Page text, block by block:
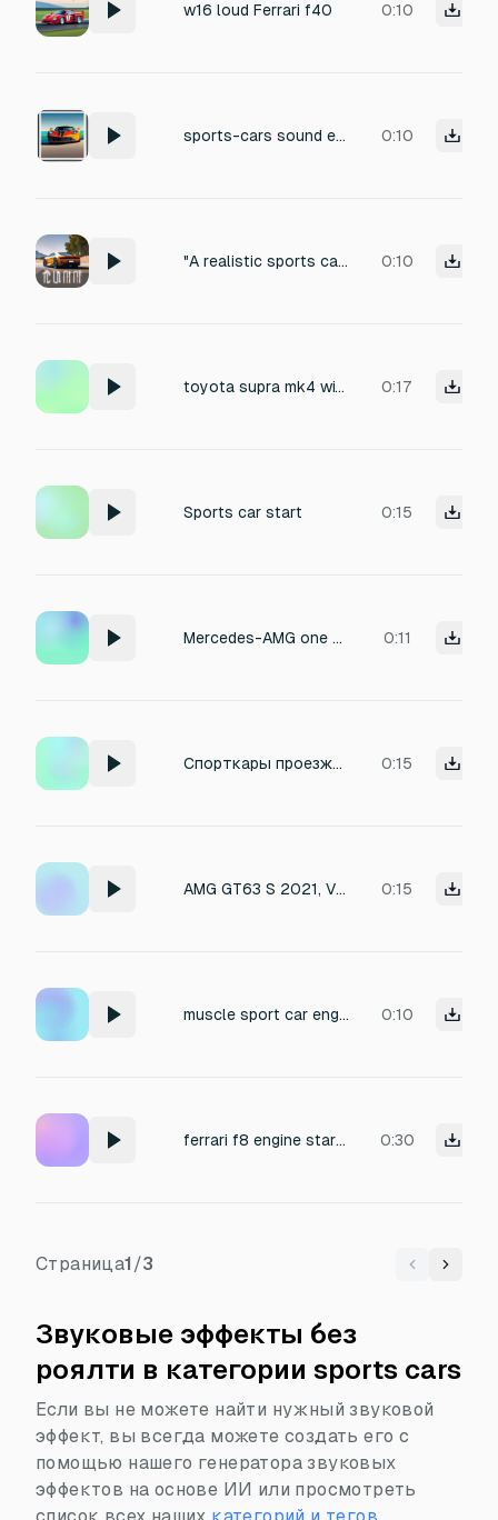
w16 loud Ferrari f40 0:10
sports-cars sound effects 0:10
"A realistic sports car doing a 10-second burnout on asphalt, tires screeching loudly, engine revving aggressively, with smoke 0:10
toyota supra mk4 with big exhaust and turbo 0:17
Sports car start 0:15
Mercedes-AMG one sounds 0:11
Спорткары проезжающие мимо камеры 0:15
AMG GT63 S 2021, V8 Biturbo, HJS 200-cell cats and ceramic OPFs, flaps fully open. Partial throttle at 3000–4000 RPM. Metallic, sharp tone with turbo spool, deep exhaust growl, clean rasp, no drone. Exterior rear mic, Race mode, no background noise. 0:15
muscle sport car engine loop 0:10
ferrari f8 engine starting and accelerate fast on a long track 0:30
Страница1 /3 Previous
Next
Звуковые эффекты без
роялти в категории sports cars
Если вы не можете найти нужный звуковой
эффект, вы всегда можете создать его с
помощью нашего генератора звуковых
эффектов на основе ИИ или просмотреть